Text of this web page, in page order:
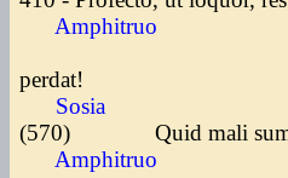
Amphitruo
perdat!
Sosia
(570) Quid mali sum,
Amphitruo